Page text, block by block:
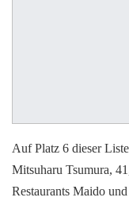
Auf Platz 6 dieser
Mitsuharu Tsumura,
Restaurants Maido